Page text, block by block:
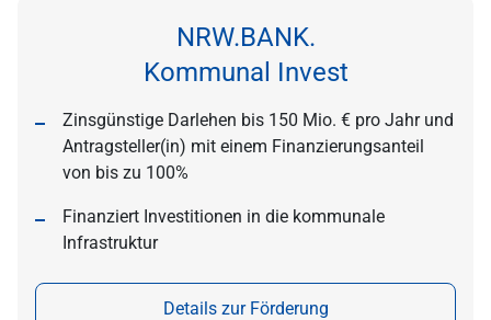
NRW.BANK.
Kommunal Invest
Zinsgünstige Darlehen bis 150 Mio. € pro Jahr und
Antragsteller(in) mit einem Finanzierungsanteil
von bis zu 100%
Finanziert Investitionen in die kommunale
Infrastruktur
Details zur Förderung